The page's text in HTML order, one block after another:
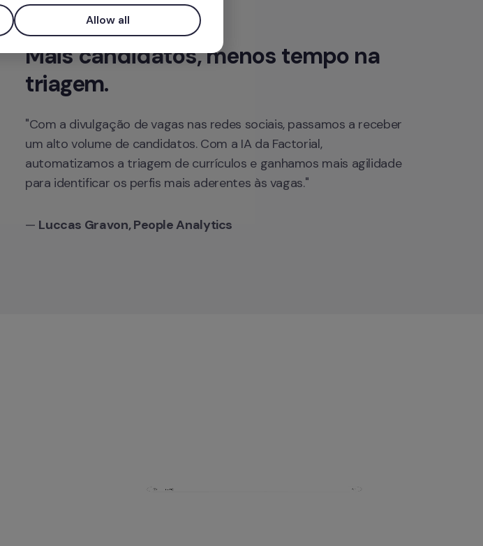
Mais candidatos, menos tempo na
triagem.
"Com a divulgação de vagas nas redes sociais, passamos a receber
um alto volume de candidatos. Com a IA da Factorial,
automatizamos a triagem de currículos e ganhamos mais agilidade
para identificar os perfis mais aderentes às vagas."
— Luccas Gravon, People Analytics
Allow all